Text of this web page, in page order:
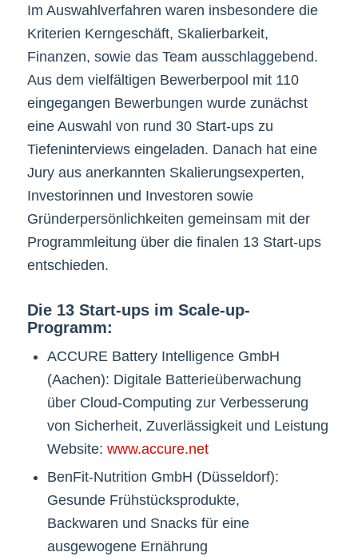
Im Auswahlverfahren waren insbesondere die
Kriterien Kerngeschäft, Skalierbarkeit,
Finanzen, sowie das Team ausschlaggebend.
Aus dem vielfältigen Bewerberpool mit 110
eingegangen Bewerbungen wurde zunächst
eine Auswahl von rund 30 Start-ups zu
Tiefeninterviews eingeladen. Danach hat eine
Jury aus anerkannten Skalierungsexperten,
Investorinnen und Investoren sowie
Gründerpersönlichkeiten gemeinsam mit der
Programmleitung über die finalen 13 Start-ups
entschieden.
Die 13 Start-ups im Scale-up-
Programm:
ACCURE Battery Intelligence GmbH
(Aachen): Digitale Batterieüberwachung
über Cloud-Computing zur Verbesserung
von Sicherheit, Zuverlässigkeit und Leistung
Website: www.accure.net
BenFit-Nutrition GmbH (Düsseldorf):
Gesunde Frühstücksprodukte,
Backwaren und Snacks für eine
ausgewogene Ernährung